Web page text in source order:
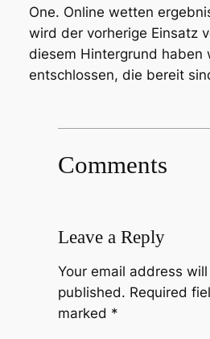
One. Online wetten
wird der vorherige Einsatz
diesem Hintergrund haben
entschlossen, die bereit
Comments
Leave a Reply
Your email address
published. Required
marked *